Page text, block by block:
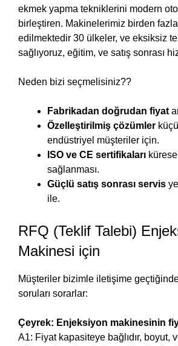
ekmek yapma tekniklerini modern
birleştiren. Makinelerimiz birden
edilmektedir 30 ülkeler, ve eksiksiz
sağlıyoruz, eğitim, ve satış sonrası
Neden bizi seçmelisiniz??
Fabrikadan doğrudan fiyat
Özelleştirilmiş çözümler
endüstriyel müşteriler için.
ISO ve CE sertifikaları
sağlanması.
Güçlü satış sonrası servis
ile.
RFQ (Teklif Talebi)
Makinesi için
Müşteriler bizimle iletişime
soruları sorarlar:
Çeyrek: Enjeksiyon makinesinin
A1: Fiyat kapasiteye bağlıdır, boyut,